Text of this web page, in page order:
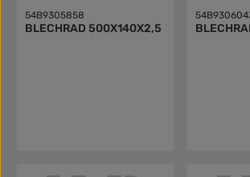
54B9305858
BLECHRAD 500X140X2,5